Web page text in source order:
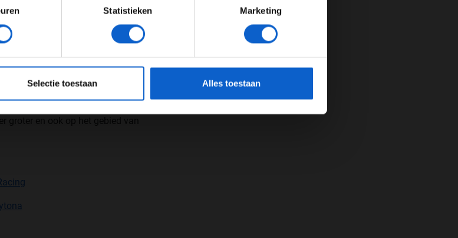
Statistieken Marketing
Selectie toestaan Alles toestaan
van 2021 werd er in 2022
zorgt hiervoor, 99% van het
toe.
over de toekomst. Ook de
“We zullen volgend jaar weer
en ook op het gebied van
24 JAAR OF OUDER
voor meer informatie over gegevensgebruik en -bescherming.